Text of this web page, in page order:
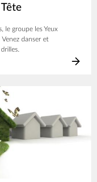
le groupe les Yeux
danser et